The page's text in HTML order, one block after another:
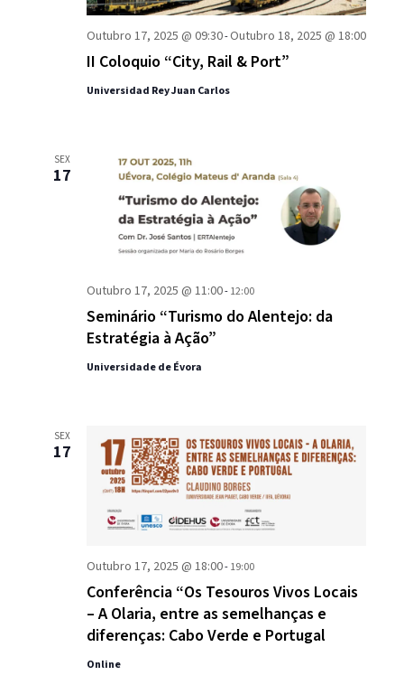
II Coloquio “City, Rail & Port”
Outubro 17, 2025 @ 09:30-Outubro 18, 2025 @ 18:00
Universidad Rey Juan Carlos
SEX
17
Seminário “Turismo do Alentejo: da
Estratégia à Ação”
Outubro 17, 2025 @ 11:00-12:00
Universidade de Évora
SEX
17
Conferência “Os Tesouros Vivos Locais
– A Olaria, entre as semelhanças e
diferenças: Cabo Verde e Portugal
Outubro 17, 2025 @ 18:00-19:00
Online